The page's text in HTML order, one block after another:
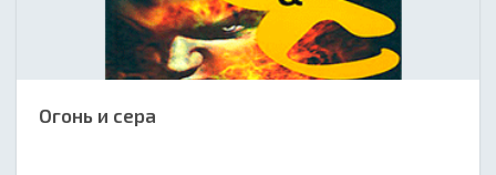
Огонь и сера